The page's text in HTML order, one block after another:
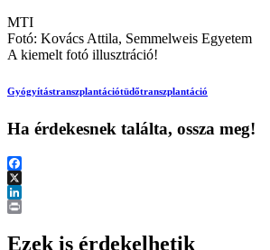
MTI
Fotó: Kovács Attila, Semmelweis Egyetem
A kiemelt fotó illusztráció!
Gyógyítástranszplantációtüdőtranszplantáció
Ha érdekesnek találta, ossza meg!
Facebook
X
LinkedIn
Ezek is érdekelhetik